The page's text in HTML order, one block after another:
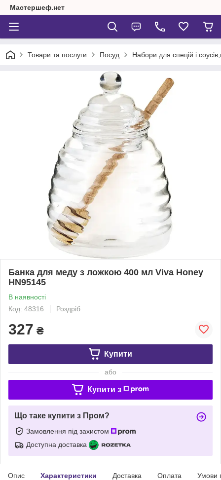
Мастершеф.нет
Товари та послуги Посуд Набори для спецій і
Банка для меду з ложкою 400 мл Viva Honey
HN95145
В наявності
Код: 48316
Роздріб
327 ₴
Купити
або
Купити з
Що таке купити з Пром?
Замовлення під захистом
Доступна доставка
Опис Характеристики Доставка Оплата Умови